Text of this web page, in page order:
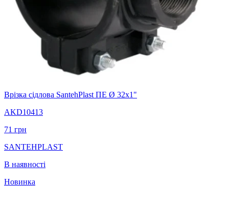
Врізка сідлова SantehPlast ПЕ Ø 32x1"
AKD10413
71 грн
SANTEHPLAST
В наявності
Новинка